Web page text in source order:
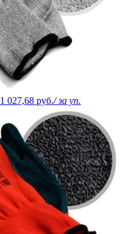
1 027,68 руб./ за уп.